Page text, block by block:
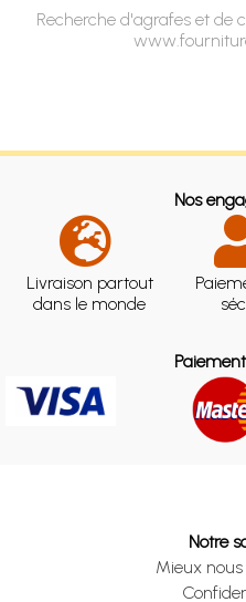
Recherche d'agrafes et de
Nos
Livraison partout
dans le monde
Notre
Mieux